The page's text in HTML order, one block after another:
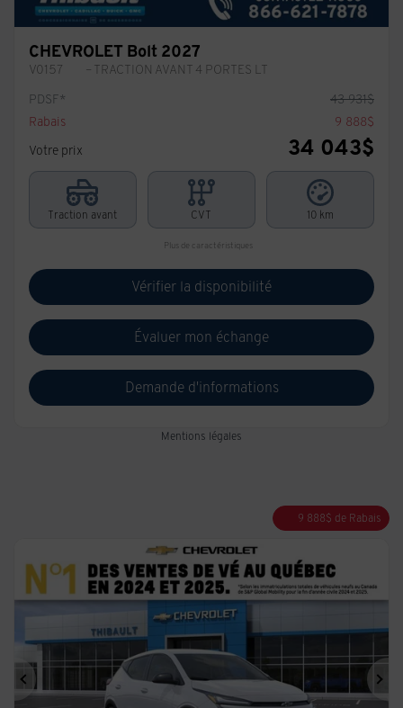
CHEVROLET Bolt 2027
V0157
– TRACTION AVANT 4 PORTES LT
PDSF*
43 931$
Rabais
9 888$
Votre prix
34 043$
Traction avant CVT 10 km
Plus de caractéristiques
Vérifier la disponibilité
Évaluer mon échange
Demande d'informations
Mentions légales
9 888$ de Rabais
Précédent